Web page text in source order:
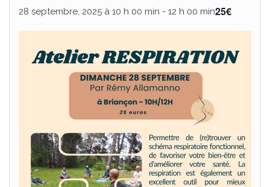
28 septembre, 2025 à 10 h 00 min - 12 h 00 min25€